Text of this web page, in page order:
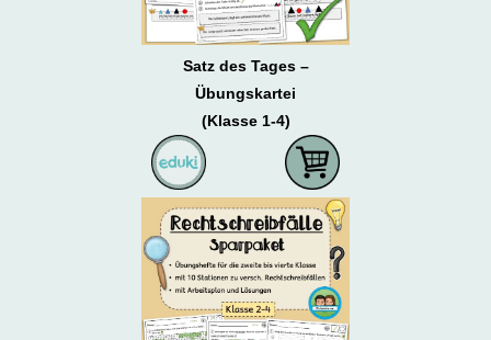
Satz des Tages –
Übungskartei
(Klasse 1-4)